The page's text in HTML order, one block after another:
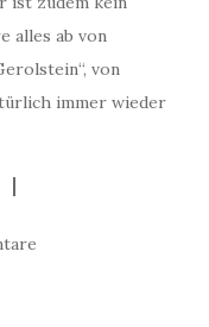
alles ab von
von
immer wieder